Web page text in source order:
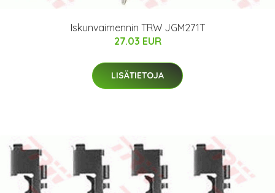
Iskunvaimennin TRW JGM271T
27.03 EUR
LISÄTIETOJA